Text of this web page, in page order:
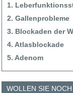
1.
2. Gallenprobleme
3. Blockaden der
4. Atlasblockade
5. Adenom
WOLLEN SIE